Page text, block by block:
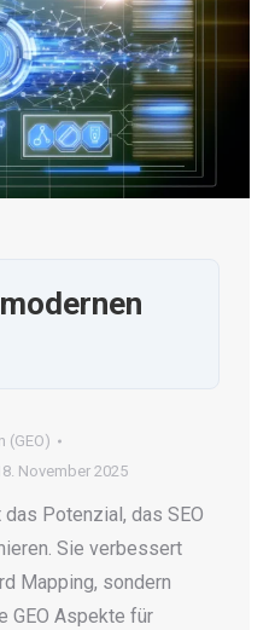
(GEO)
November 2025
Potenzial, das SEO
Sie verbessert
Mapping, sondern
GEO Aspekte für